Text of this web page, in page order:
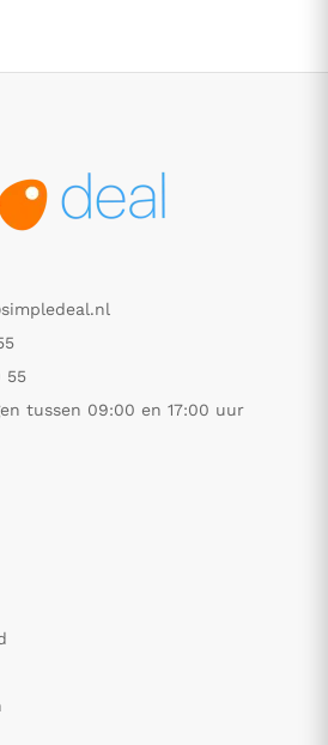
55
tussen 09:00 en 17:00 uur